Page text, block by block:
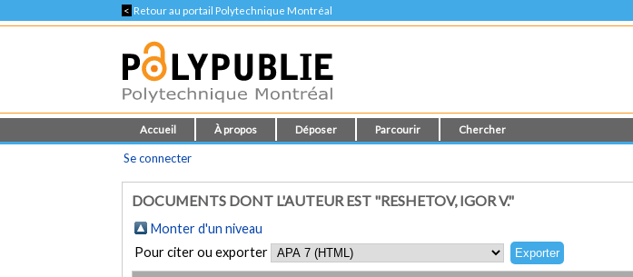
< Retour au portail Polytechnique Montréal
Accueil À propos Déposer Parcourir Chercher
Se connecter
DOCUMENTS DONT L'AUTEUR EST "RESHETOV, IGOR V."
Monter d'un niveau
Pour citer ou exporter